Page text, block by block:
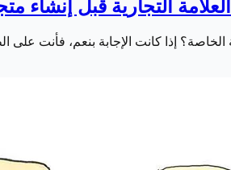
إذا كانت الإجابة بنعم، فأنت